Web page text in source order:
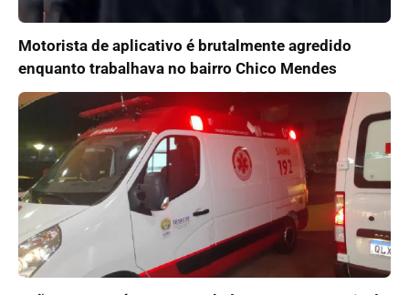
Motorista de aplicativo é brutalmente agredido
enquanto trabalhava no bairro Chico Mendes